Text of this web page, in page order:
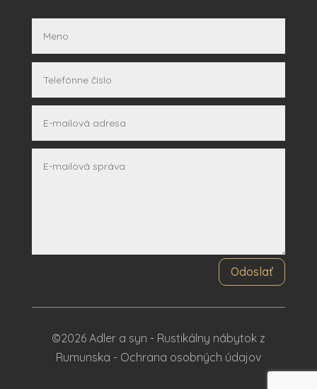
Odoslať
©2026 Adler a syn - Rustikálny nábytok z
Rumunska - Ochrana osobných údajov